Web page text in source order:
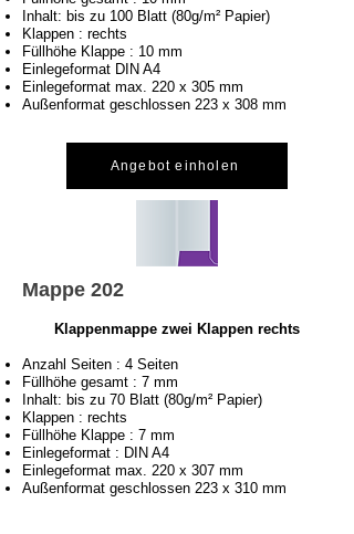
Inhalt: bis zu 100 Blatt (80g/m² Papier)
Klappen : rechts
Füllhöhe Klappe : 10 mm
Einlegeformat DIN A4
Einlegeformat max. 220 x 305 mm
Außenformat geschlossen 223 x 308 mm
Angebot einholen
Mappe 202
Klappenmappe zwei Klappen rechts
Anzahl Seiten : 4 Seiten
Füllhöhe gesamt : 7 mm
Inhalt: bis zu 70 Blatt (80g/m² Papier)
Klappen : rechts
Füllhöhe Klappe : 7 mm
Einlegeformat : DIN A4
Einlegeformat max. 220 x 307 mm
Außenformat geschlossen 223 x 310 mm